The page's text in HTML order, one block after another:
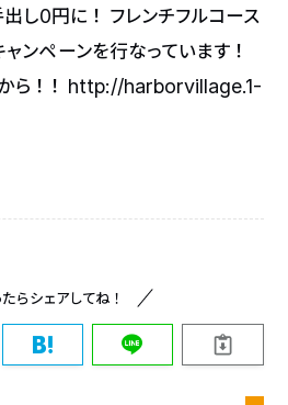
し0円に！ フレンチフルコース
ンペーンを行なっています！
ら！！ http://harborvillage.1-
らシェアしてね！